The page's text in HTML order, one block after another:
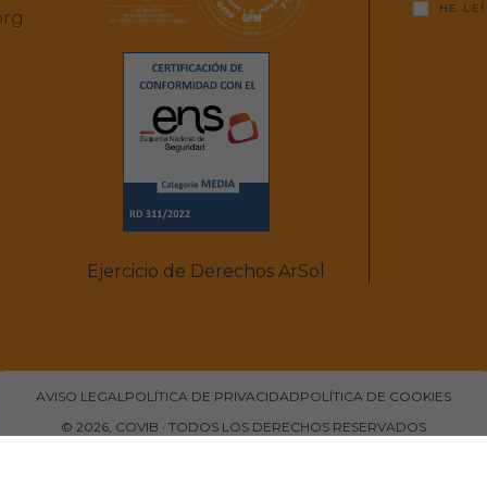
Ejercicio de Derechos ArSol
HE
AVISO LEGALPOLÍTICA DE PRIVACIDADPOLÍTICA DE COOKIES
© 2026, COVIB · TODOS LOS DERECHOS RESERVADOS